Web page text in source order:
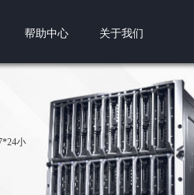
帮助中心 关于我们
小